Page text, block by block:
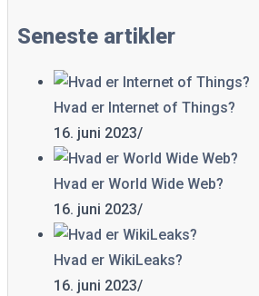
Seneste artikler
Hvad er Internet of Things?
16. juni 2023/
Hvad er World Wide Web?
16. juni 2023/
Hvad er WikiLeaks?
16. juni 2023/